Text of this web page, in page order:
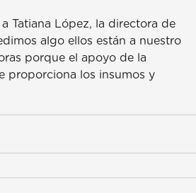
Tatiana López, la directora de
algo ellos están a nuestro
porque el apoyo de la
proporciona los insumos y